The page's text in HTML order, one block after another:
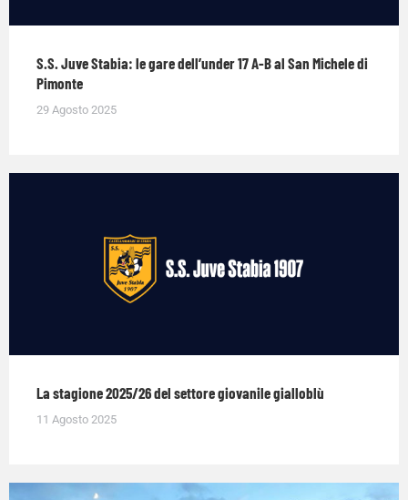
S.S. Juve Stabia: le gare dell’under 17 A-B al San Michele di
Pimonte
29 Agosto 2025
La stagione 2025/26 del settore giovanile gialloblù
11 Agosto 2025